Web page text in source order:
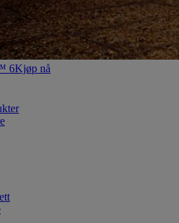
6Kjøp nå